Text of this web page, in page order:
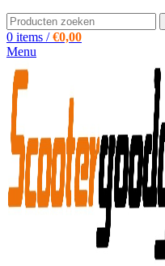
0 items / €0,00
Menu